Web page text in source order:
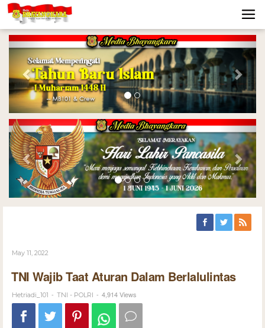
Previous Next
Previous Next
May 11, 2022
TNI Wajib Taat Aturan Dalam Berlalulintas
Hetriadi_101 - TNI - POLRI - 4,914 Views